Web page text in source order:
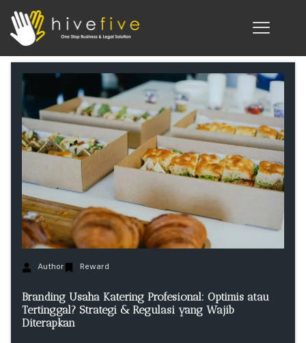
Author Reward
Branding Usaha Katering Profesional: Optimis atau
Tertinggal? Strategi & Regulasi yang Wajib
Diterapkan